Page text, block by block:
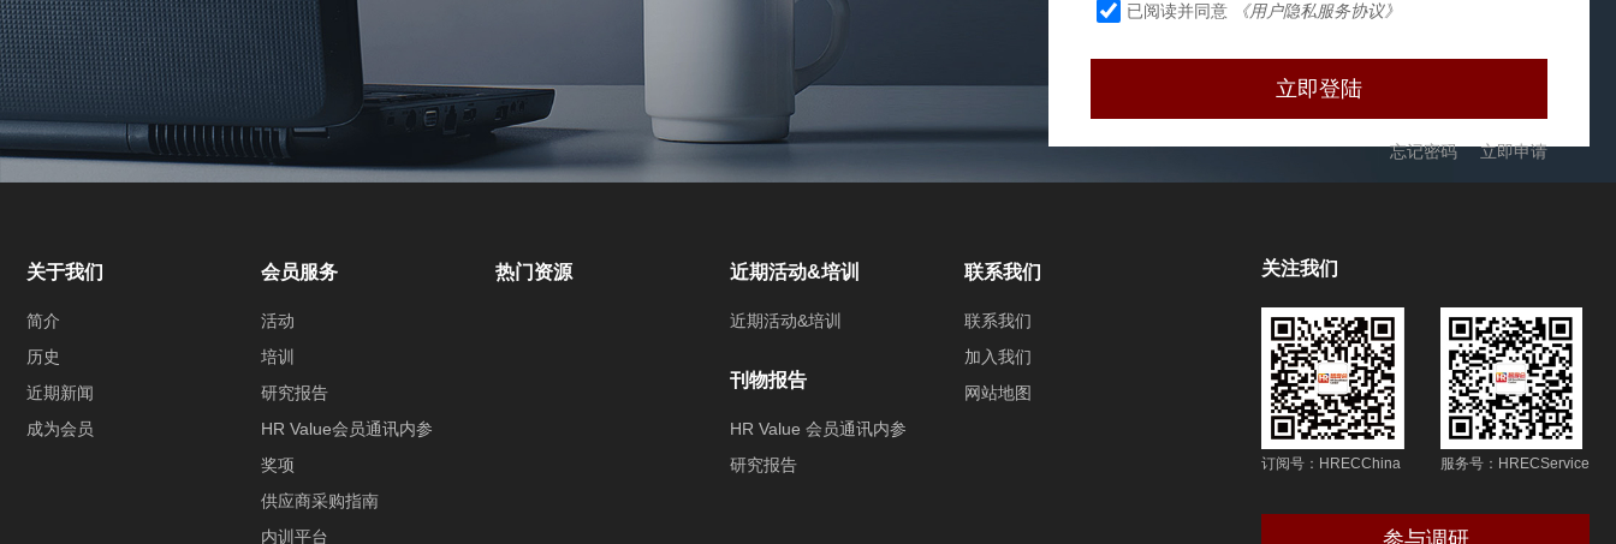
已阅读并同意 《用户隐私服务协议》
忘记密码 立即申请
关于我们
简介
历史
近期新闻
成为会员
会员服务
活动
培训
研究报告
HR Value会员通讯内参
奖项
供应商采购指南
内训平台
热门资源 近期活动&培训
近期活动&培训
刊物报告
HR Value 会员通讯内参
研究报告
联系我们
联系我们
加入我们
网站地图
关注我们
订阅号：HRECChina 服务号：HRECService
参与调研